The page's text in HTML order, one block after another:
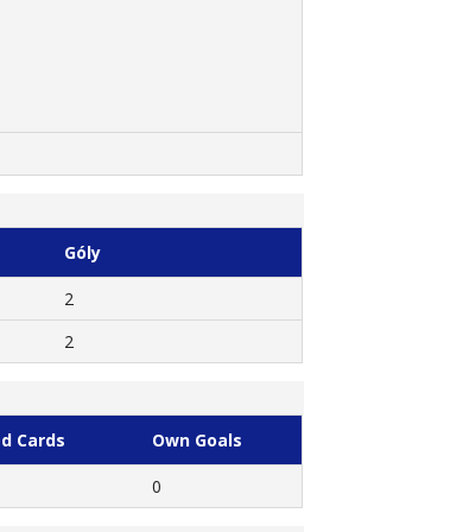
Góly
2
2
Cards Own Goals
0